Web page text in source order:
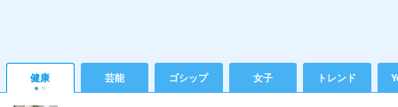
健康 芸能 ゴシップ 女子 トレンド